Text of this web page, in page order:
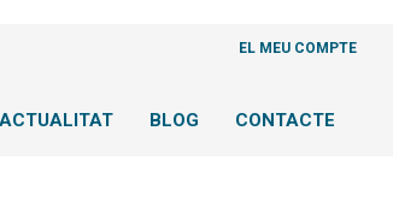
EL MEU COMPTE
ACTUALITAT BLOG CONTACTE